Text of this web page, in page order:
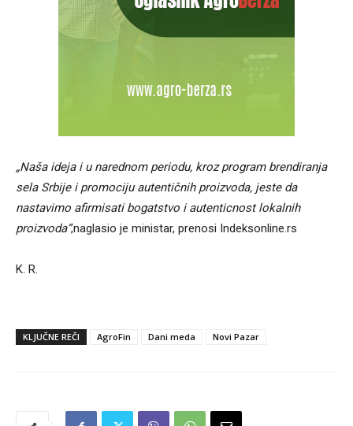
„Naša ideja i u narednom periodu, kroz program brendiranja
sela Srbije i promociju autentičnih proizvoda, jeste da
nastavimo afirmisati bogatstvo i autenticnost lokalnih
proizvoda“,naglasio je ministar, prenosi Indeksonline.rs
K. R.
KLJUČNE REČI AgroFin Dani meda Novi Pazar